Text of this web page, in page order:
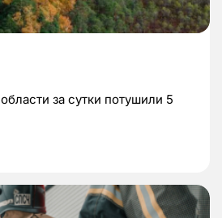
за сутки потушили 5